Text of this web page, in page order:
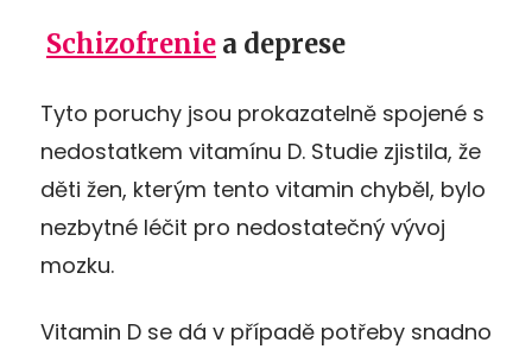
Schizofrenie a deprese
Tyto poruchy jsou prokazatelně spojené s
nedostatkem vitamínu D. Studie zjistila, že
děti žen, kterým tento vitamin chyběl, bylo
nezbytné léčit pro nedostatečný vývoj
mozku.
Vitamin D se dá v případě potřeby snadno